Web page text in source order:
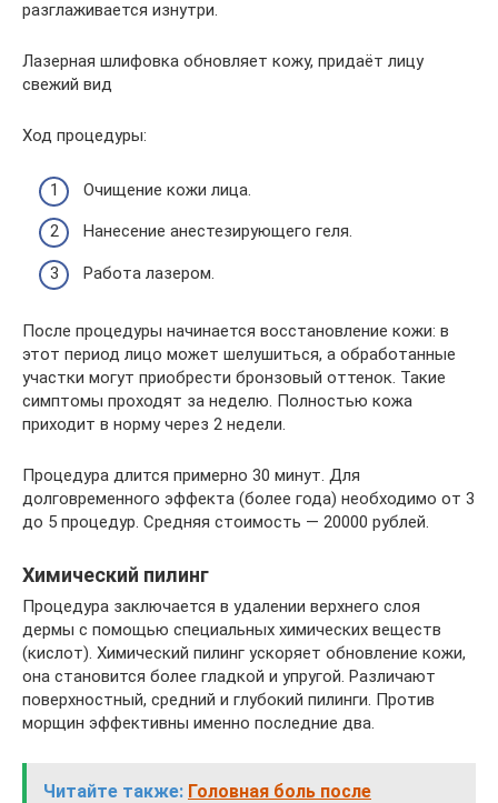
разглаживается изнутри.
Лазерная шлифовка обновляет кожу, придаёт лицу
свежий вид
Ход процедуры:
Очищение кожи лица.
Нанесение анестезирующего геля.
Работа лазером.
После процедуры начинается восстановление кожи: в
этот период лицо может шелушиться, а обработанные
участки могут приобрести бронзовый оттенок. Такие
симптомы проходят за неделю. Полностью кожа
приходит в норму через 2 недели.
Процедура длится примерно 30 минут. Для
долговременного эффекта (более года) необходимо от 3
до 5 процедур. Средняя стоимость — 20000 рублей.
Химический пилинг
Процедура заключается в удалении верхнего слоя
дермы с помощью специальных химических веществ
(кислот). Химический пилинг ускоряет обновление кожи,
она становится более гладкой и упругой. Различают
поверхностный, средний и глубокий пилинги. Против
морщин эффективны именно последние два.
Читайте также: Головная боль после